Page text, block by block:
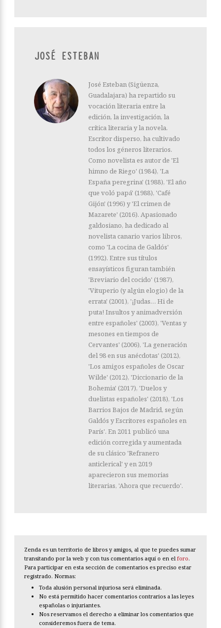
JOSÉ ESTEBAN
José Esteban (Sigüenza,
Guadalajara) ha repartido su
vocación literaria entre la
edición, la investigación, la
crítica literaria y la novela.
Escritor disperso, ha cultivado
todos los géneros literarios.
Como novelista es autor de 'El
himno de Riego' (1984), 'La
España peregrina' (1988), 'El año
que voló papá' (1988), 'Café
Gijón' (1996) y 'El crimen de
Mazarete' (2016). Apasionado
galdosiano, ha dedicado al
novelista canario varios libros,
como 'La cocina de Galdós'
(1992). Entre sus títulos
ensayísticos figuran también
'Breviario del cocido' (1987),
'Vituperio (y algún elogio) de la
errata' (2001), '¡Judas… Hi de
puta! Insultos y animadversión
entre españoles' (2003), 'Ventas y
mesones en tiempos de
Cervantes' (2006), 'La generación
del 98 en sus anécdotas' (2012),
'Los amigos españoles de Oscar
Wilde' (2012), 'Diccionario de la
Bohemia' (2017), 'Duelos y
duelistas españoles' (2018), 'Los
Barrios Bajos de Madrid, según
Galdós y Escritores españoles en
París'. En 2011 publicó una
edición corregida y aumentada
de su clásico 'Refranero
anticlerical' y en 2019
aparecieron sus memorias
literarias, 'Ahora que recuerdo'.
Zenda es un territorio de libros y amigos, al que te puedes sumar
transitando por la web y con tus comentarios aquí o en el foro.
Para participar en esta sección de comentarios es preciso estar
registrado. Normas:
Toda alusión personal injuriosa será eliminada.
No está permitido hacer comentarios contrarios a las leyes
españolas o injuriantes.
Nos reservamos el derecho a eliminar los comentarios que
consideremos fuera de tema.